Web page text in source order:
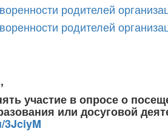
родителей
родителей
участие в опросе о
или досуговой
3JciyM